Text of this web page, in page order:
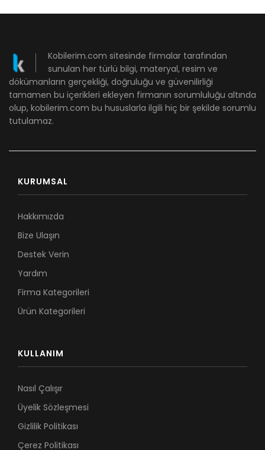
Kobilerim.com sitesinde firmalar tarafından
sunulan her türlü bilgi, materyal, resim ve
dökümanların gerçekliği, doğruluğu ve güvenilirliği
tamamen bu içerikleri ekleyen firmanın sorumluluğu altında
olup, kobilerim.com bu hususlarla ilgili hiç bir şekilde sorumlu
tutulamaz.
KURUMSAL
Hakkımızda
Bize Ulaşın
Destek Verin
Yardım
Firma Kategorileri
Ürün Kategorileri
KULLANIM
Nasıl Çalışır
Üyelik Sözleşmesi
Gizlilik Politikası
Çerez Politikası